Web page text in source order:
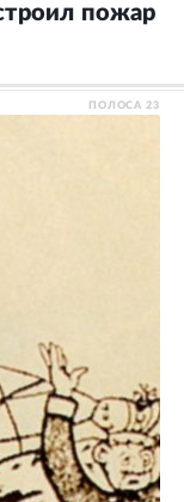
пожар
ПОЛОСА23